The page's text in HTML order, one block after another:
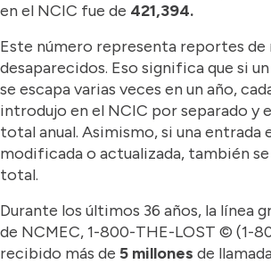
en el NCIC fue de 421,394.
Este número representa reportes de
desaparecidos. Eso significa que si
se escapa varias veces en un año,
introdujo en el NCIC por separado y
total anual. Asimismo, si una entrada
modificada o actualizada, también
total.
Durante los últimos 36 años, la línea
de NCMEC, 1-800-THE-LOST © (1-
recibido más de 5 millones de